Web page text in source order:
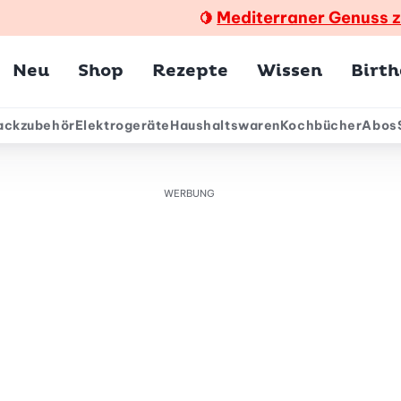
🍋 Mediterraner Genuss
Neu Shop Rezepte Wissen
ElektrogeräteHaushaltswarenKochbücherAbos
WERBUNG